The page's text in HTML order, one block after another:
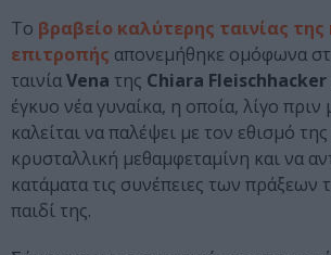
Το βραβείο καλύτερης ταινίας της
επιτροπής απονεμήθηκε ομόφωνα
ταινίαVena της Chiara Fleischhacker
έγκυο νέα γυναίκα, η οποία, λίγο
καλείται να παλέψει με τον εθισμό
κρυσταλλική μεθαμφεταμίνη και να
κατάματα τις συνέπειες των πράξεων
παιδί της.